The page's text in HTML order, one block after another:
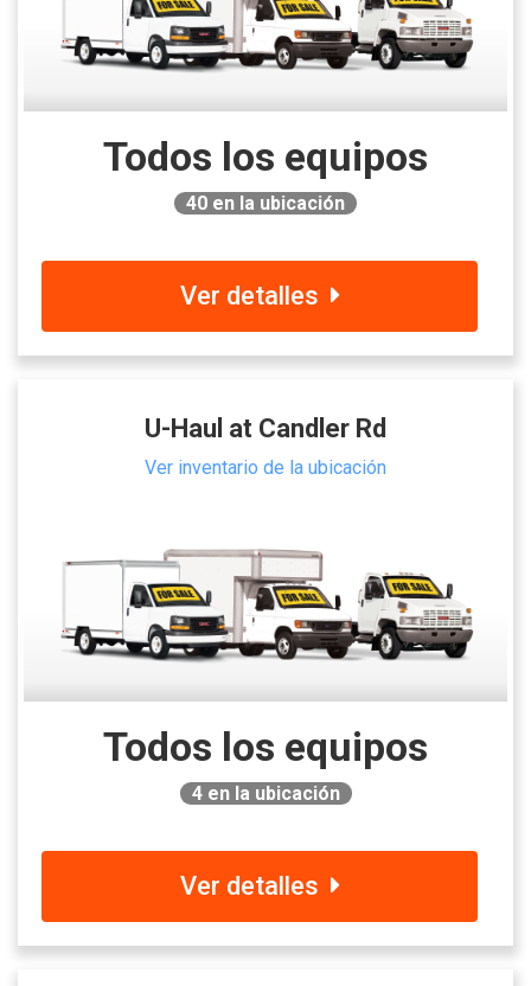
Todos los equipos
40 en la ubicación
Ver detalles
U-Haul at Candler Rd
Ver inventario de la ubicación
Todos los equipos
4en la ubicación
Ver detalles